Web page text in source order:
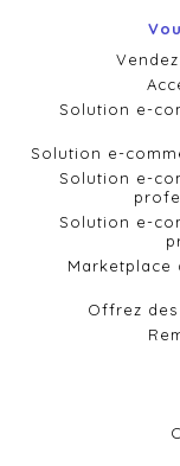
Solution e-
Solution e-
Solution e-
Solution e-
Marketplace
Offrez